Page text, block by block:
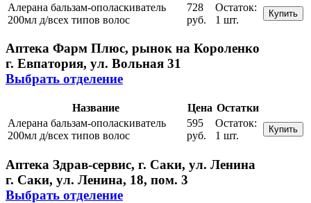
Алерана бальзам-ополаскиватель
200мл д/всех типов волос
728
руб.
Остаток:
1 шт.
Купить
Аптека Фарм Плюс, рынок на Короленко
г. Евпатория, ул. Вольная 31
Выбрать отделение
Название Цена Остатки
Алерана бальзам-ополаскиватель
200мл д/всех типов волос
595
руб.
Остаток:
1 шт.
Купить
Аптека Здрав-сервис, г. Саки, ул. Ленина
г. Саки, ул. Ленина, 18, пом. 3
Выбрать отделение